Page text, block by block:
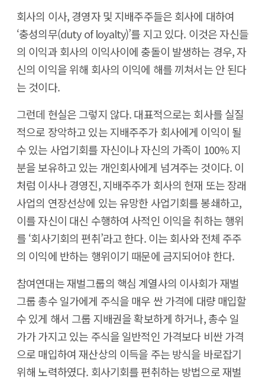
회사의 이사, 경영자 및 지배주주들은 회사에 대하여
‘충성의무(duty of loyalty)’를 지고 있다. 이것은 자신들
의 이익과 회사의 이익사이에 충돌이 발생하는 경우, 자
신의 이익을 위해 회사의 이익에 해를 끼쳐서는 안 된다
는 것이다.
그런데 현실은 그렇지 않다. 대표적으로는 회사를 실질
적으로 장악하고 있는 지배주주가 회사에게 이익이 될
수 있는 사업기회를 자신이나 자신의 가족이 100% 지
분을 보유하고 있는 개인회사에게 넘겨주는 것이다. 이
처럼 이사나 경영진, 지배주주가 회사의 현재 또는 장래
사업의 연장선상에 있는 유망한 사업기회를 봉쇄하고,
이를 자신이 대신 수행하여 사적인 이익을 취하는 행위
를 ‘회사기회의 편취’라고 한다. 이는 회사와 전체 주주
의 이익에 반하는 행위이기 때문에 금지되어야 한다.
참여연대는 재벌그룹의 핵심 계열사의 이사회가 재벌
그룹 총수 일가에게 주식을 매우 싼 가격에 대량 매입할
수 있게 해서 그룹 지배권을 확보하게 하거나, 총수 일
가가 가지고 있는 주식을 일반적인 가격보다 비싼 가격
으로 매입하여 재산상의 이득을 주는 방식을 바로잡기
위해 노력하였다. 회사기회를 편취하는 방법으로 재벌